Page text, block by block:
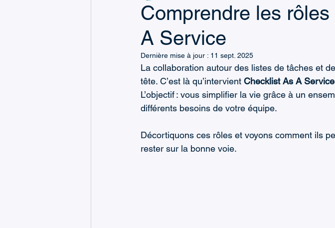
Ticketing Landing Page Microsoft Teams CRM
Microsoft Power Apps Microsoft Power Platform
Assistance Informatique Gestion des Tâches
Comprendre les
A Service
Dernière mise à jour : 11 sept. 2025
La collaboration autour des listes de tâches et
tête. C’est là qu’intervient Checklist As A Service
L’objectif : vous simplifier la vie grâce à un
différents besoins de votre équipe.
Décortiquons ces rôles et voyons comment ils
rester sur la bonne voie.